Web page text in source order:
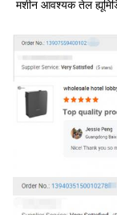
मशीन आवश्यक तेल